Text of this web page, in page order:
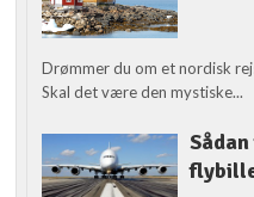
Drømmer du om et nordisk
Skal det være den mystiske...